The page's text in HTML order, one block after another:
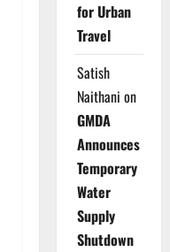
for Urban
Travel
Satish
Naithani on
GMDA
Announces
Temporary
Water
Supply
Shutdown